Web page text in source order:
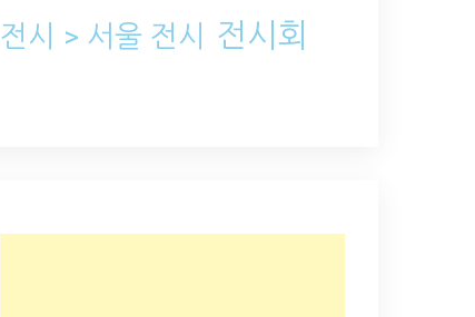
전시 > 서울 전시 전시회